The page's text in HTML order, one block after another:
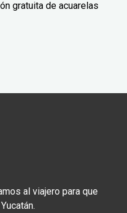
gratuita de acuarelas
al viajero para que